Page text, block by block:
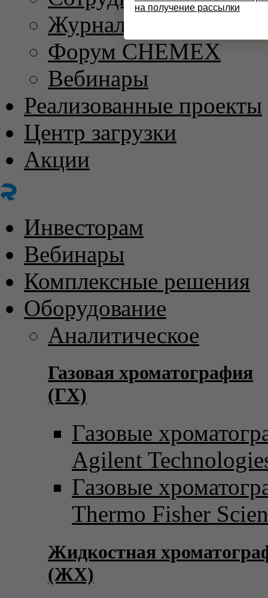
Журнал
Форум CHEMEX
Вебинары
Реализованные проекты
Центр загрузки
Акции
Инвесторам
Вебинары
Комплексные решения
Оборудование
Аналитическое
Газовая хроматография
(ГХ)
Газовые
Agilent
Газовые
Thermo Fisher
Жидкостная
(ЖХ)
на получение рассылки